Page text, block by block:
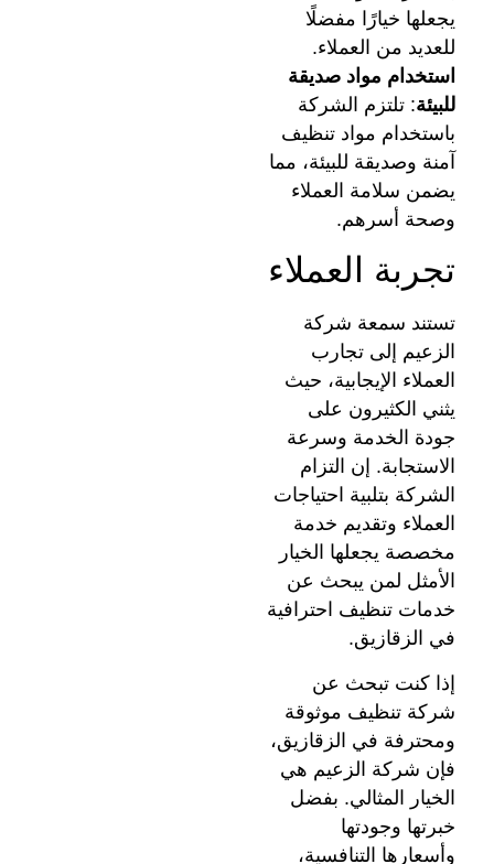
يجعلها خيارًا مفضلًا
للعديد من العملاء.
استخدام مواد صديقة
للبيئة: تلتزم الشركة
باستخدام مواد تنظيف
آمنة وصديقة للبيئة، مما
يضمن سلامة العملاء
وصحة أسرهم.
تجربة العملاء
تستند سمعة شركة
الزعيم إلى تجارب
العملاء الإيجابية، حيث
يثني الكثيرون على
جودة الخدمة وسرعة
الاستجابة. إن التزام
الشركة بتلبية احتياجات
العملاء وتقديم خدمة
مخصصة يجعلها الخيار
الأمثل لمن يبحث عن
خدمات تنظيف احترافية
في الزقازيق.
إذا كنت تبحث عن
شركة تنظيف موثوقة
ومحترفة في الزقازيق،
فإن شركة الزعيم هي
الخيار المثالي. بفضل
خبرتها وجودتها
وأسعارها التنافسية،